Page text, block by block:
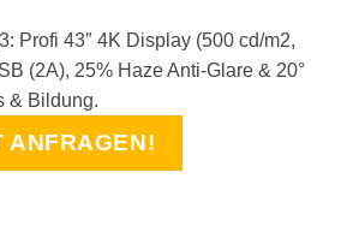
Profi 43″ 4K Display (500 cd/m2,
(2A), 25% Haze Anti-Glare & 20°
& Bildung.
ANFRAGEN!